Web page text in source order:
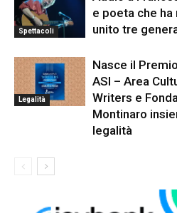
Spettacoli
e poeta che ha
unito tre
Legalità
Nasce il
ASI – Area
Writers e
Montinaro
legalità